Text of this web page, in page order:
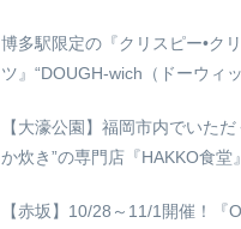
博多駅限定の『クリスピー•ク
ツ』“DOUGH-wich（ドーウィ
【大濠公園】福岡市内でいた
か炊き”の専門店『HAKKO食堂』
【赤坂】10/28～11/1開催！『